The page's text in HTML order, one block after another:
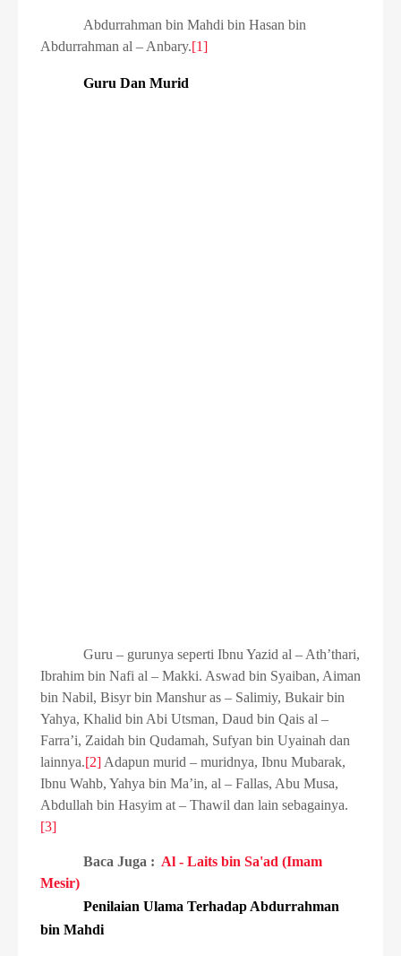
Abdurrahman bin Mahdi bin Hasan bin
Abdurrahman al – Anbary.[1]
Guru Dan Murid
Guru – gurunya seperti Ibnu Yazid al – Ath’thari,
Ibrahim bin Nafi al – Makki. Aswad bin Syaiban, Aiman
bin Nabil, Bisyr bin Manshur as – Salimiy, Bukair bin
Yahya, Khalid bin Abi Utsman, Daud bin Qais al –
Farra’i, Zaidah bin Qudamah, Sufyan bin Uyainah dan
lainnya.[2] Adapun murid – muridnya, Ibnu Mubarak,
Ibnu Wahb, Yahya bin Ma’in, al – Fallas, Abu Musa,
Abdullah bin Hasyim at – Thawil dan lain sebagainya.
[3]
Baca Juga : Al - Laits bin Sa'ad (Imam
Mesir)
Penilaian Ulama Terhadap Abdurrahman
bin Mahdi